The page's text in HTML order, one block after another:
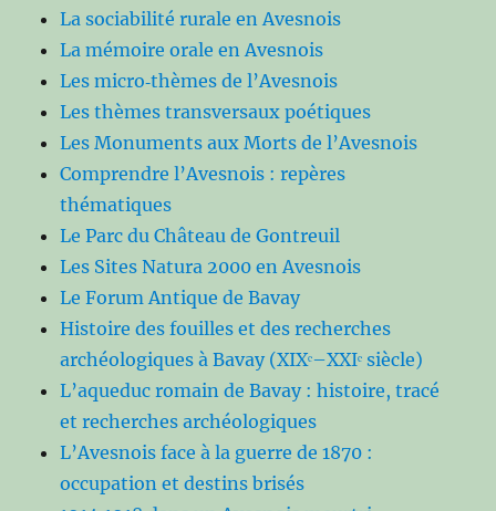
La sociabilité rurale en Avesnois
La mémoire orale en Avesnois
Les micro‑thèmes de l’Avesnois
Les thèmes transversaux poétiques
Les Monuments aux Morts de l’Avesnois
Comprendre l’Avesnois : repères
thématiques
Le Parc du Château de Gontreuil
Les Sites Natura 2000 en Avesnois
Le Forum Antique de Bavay
Histoire des fouilles et des recherches
archéologiques à Bavay (XIXᵉ–XXIᵉ siècle)
L’aqueduc romain de Bavay : histoire, tracé
et recherches archéologiques
L’Avesnois face à la guerre de 1870 :
occupation et destins brisés